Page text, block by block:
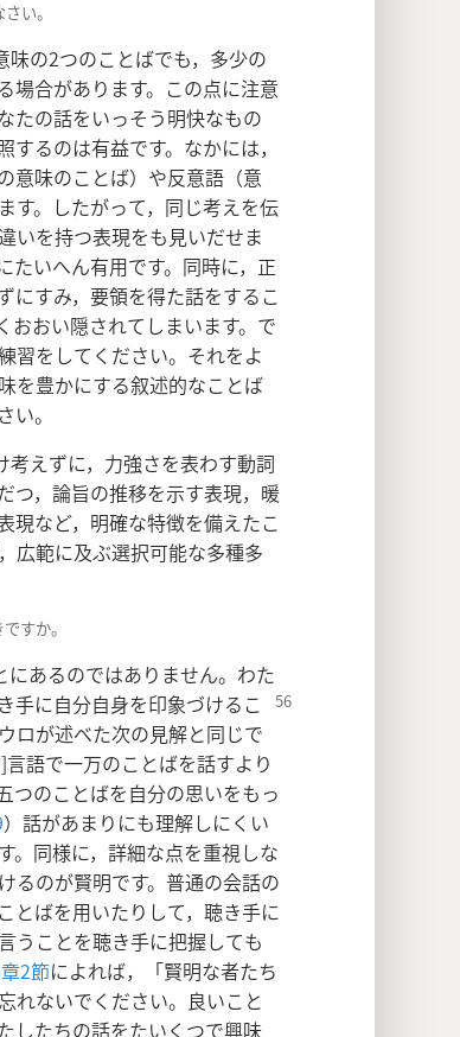
い。
の2つのことばでも，多少の
場合があります。この点に注意
たの話をいっそう明快なもの
るのは有益です。なかには，
意味のことば）や反意語（意
す。したがって，同じ考えを伝
いを持つ表現をも見いだせま
たいへん有用です。同時に，正
にすみ，要領を得た話をするこ
おおい隠されてしまいます。で
習をしてください。それをよ
を豊かにする叙述的なことば
。
えずに，力強さを表わす動詞
つ，論旨の推移を示す表現，暖
現など，明確な特徴を備えたこ
広範に及ぶ選択可能な多種多
すか。
あるのではありません。わた
手に自分自身を印象づけるこ
ロが述べた次の見解と同じで
語で一万のことばを話すより
つのことばを自分の思いをもっ
）話があまりにも理解しにくい
。同様に，詳細な点を重視しな
るのが賢明です。普通の会話の
とばを用いたりして，聴き手に
うことを聴き手に把握しても
2節によれば，「賢明な者たち
れないでください。良いこと
したちの話をたいくつで興味